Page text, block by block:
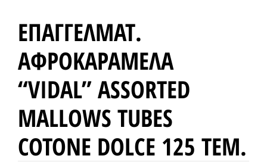
ΕΠΑΓΓΕΛΜΑΤ.
ΑΦΡΟΚΑΡΑΜΕΛΑ
“VIDAL” ASSORTED
MALLOWS TUBES
COTONE DOLCE 125 ΤΕΜ.